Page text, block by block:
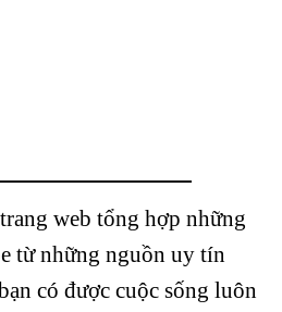
web tổng hợp những
từ những nguồn uy tín
có được cuộc sống luôn